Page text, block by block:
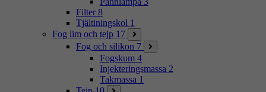
Filter 8
Tjältiningskol 1
Fog lim och tejp 17
Fog och silikon 7
Fogskum 4
Injekteringsmassa 2
Takmassa 1